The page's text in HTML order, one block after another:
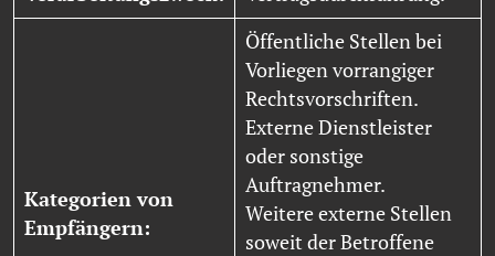
Kategorien von
Empfängern:
Öffentliche Stellen bei
Vorliegen vorrangiger
Rechtsvorschriften.
Externe Dienstleister
oder sonstige
Auftragnehmer.
Weitere externe Stellen
soweit der Betroffene